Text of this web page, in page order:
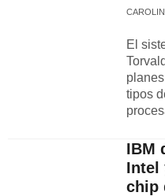
El
tipos
IBM
Intel
chip